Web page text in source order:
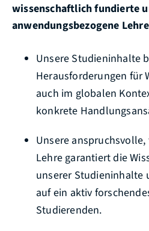
wissenschaftlich fundierte
anwendungsbezogene Lehre
Unsere Studieninhalte
Herausforderungen für
auch im globalen
konkrete
Unsere
Lehre garantiert die
unserer Studieninhalte
auf ein aktiv
Studierenden.